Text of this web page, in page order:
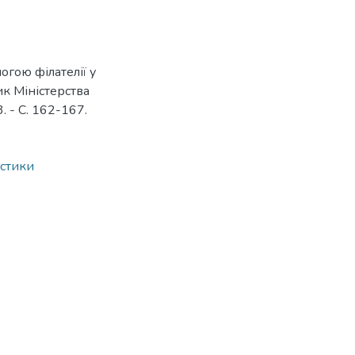
філателії у
Міністерства
- С. 162-167.